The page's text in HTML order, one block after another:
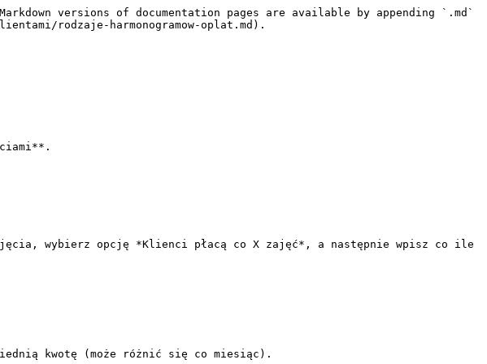
versions of documentation pages are available by appending `.md`
rodzaje-harmonogramow-oplat.md).
wybierz opcję *Klienci płacą co X zajęć*, a następnie wpisz co ile
kwotę (może różnić się co miesiąc).